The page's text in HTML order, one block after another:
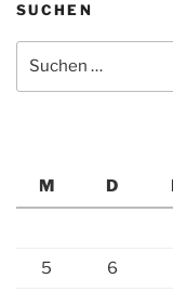
SUCHEN
nach:
M
D
5 6